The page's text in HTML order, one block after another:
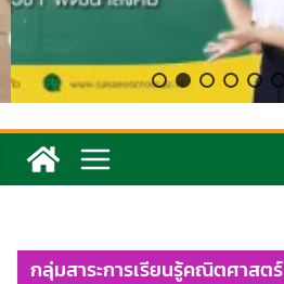
กลุ่มสาระการเรียนรู้คณิตศาสตร์